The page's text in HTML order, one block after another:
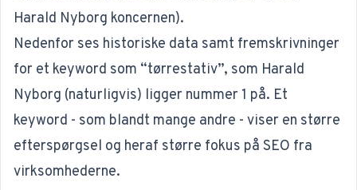
Harald Nyborg koncernen).
Nedenfor ses historiske data samt fremskrivninger
for et keyword som “tørrestativ”, som Harald
Nyborg (naturligvis) ligger nummer 1 på. Et
keyword - som blandt mange andre - viser en større
efterspørgsel og heraf større fokus på SEO fra
virksomhederne.